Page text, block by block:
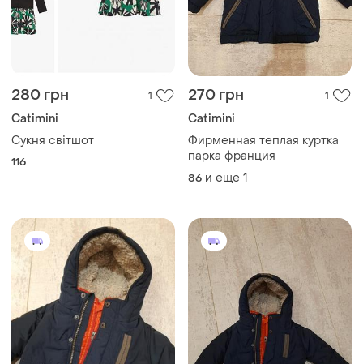
280 грн 1
Catimini
Сукня світшот
116
270 грн 1
Catimini
Фирменная теплая куртка
парка франция
86 и еще 1